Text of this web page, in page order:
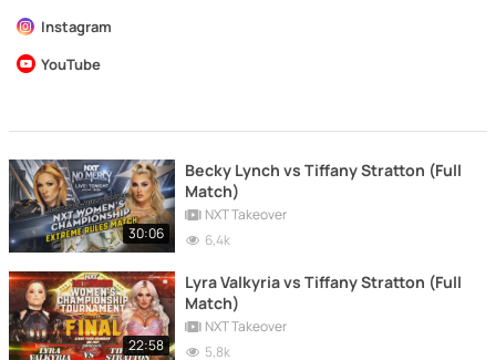
Instagram
YouTube
30:06
Becky Lynch vs Tiffany Stratton (Full
Match)
NXT Takeover
6,4k
22:58
Lyra Valkyria vs Tiffany Stratton (Full
Match)
NXT Takeover
5,8k